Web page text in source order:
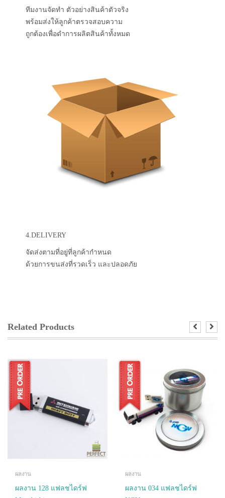
ทีมงานจัดทำ ตัวอย่างสินค้าตัวจริง
พร้อมส่งให้ลูกค้าตรวจสอบความ
ถูกต้องเพื่อดำการผลิตสินค้าทั้งหมด
4.DELIVERY
จัดส่งตามที่อยู่ที่ลูกค้ากำหนด
ด้วยการขนส่งที่รวดเร็ว และปลอดภัย
Related Products
ผลงาน
ผลงาน 128 แฟลชไดร์ฟ
ผลงาน
ผลงาน 034 แฟลชไดร์ฟ